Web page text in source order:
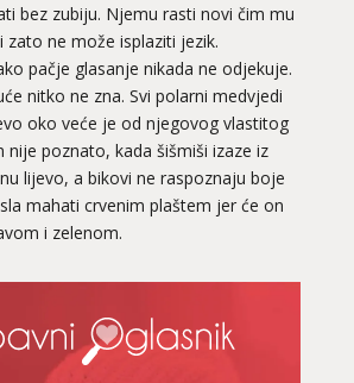
bez zubiju. Njemu rasti novi čim mu
zato ne može isplaziti jezik.
pačje glasanje nikada ne odjekuje.
nitko ne zna. Svi polarni medvjedi
oko veće je od njegovog vlastitog
nije poznato, kada šišmiši izaze iz
lijevo, a bikovi ne raspoznaju boje
mahati crvenim plaštem jer će on
i zelenom.